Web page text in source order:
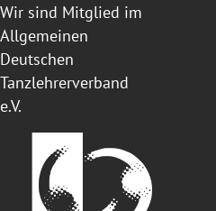
Wir sind Mitglied im
Allgemeinen
Deutschen
Tanzlehrerverband
e.V.